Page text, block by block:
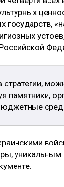
государств,
памятники,
уникальным